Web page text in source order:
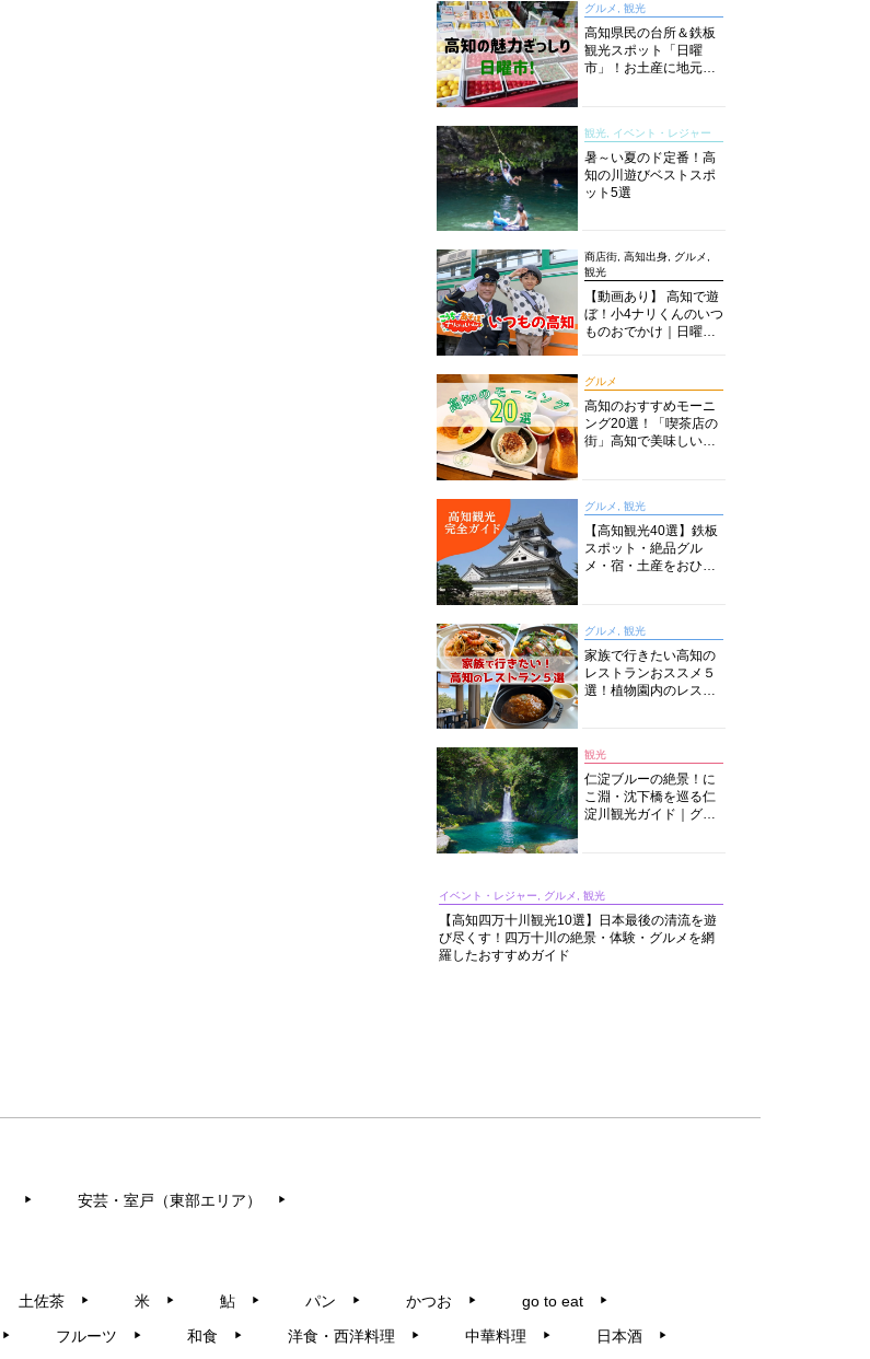
グルメ, 観光
高知県民の台所＆鉄板
観光スポット「日曜
市」！お土産に地元野
説！
観光, イベント・レジャー
暑～い夏のド定番！高
知の川遊びベストスポ
ット5選
商店街, 高知出身, グルメ,
観光
【動画あり】 高知で遊
ぼ！小4ナリくんのいつ
ものおでかけ｜日曜市
グルメ
高知のおすすめモーニ
ング20選！「喫茶店の
街」高知で美味しい喫
グルメ, 観光
【高知観光40選】鉄板
スポット・絶品グル
メ・宿・土産をおひと
グルメ, 観光
家族で行きたい高知の
レストランおススメ５
選！植物園内のレスト
観光
仁淀ブルーの絶景！に
こ淵・沈下橋を巡る仁
淀川観光ガイド｜グル
イベント・レジャー, グルメ, 観光
【高知四万十川観光10選】日本最後の清流を遊
び尽くす！四万十川の絶景・体験・グルメを網
羅したおすすめガイド
▶︎ 安芸・室戸（東部エリア） ▶︎
土佐茶 ▶︎ 米 ▶︎ 鮎 ▶︎ パン ▶︎ かつお ▶︎ go to eat ▶︎
▶︎ フルーツ ▶︎ 和食 ▶︎ 洋食・西洋料理 ▶︎ 中華料理 ▶︎ 日本酒 ▶︎